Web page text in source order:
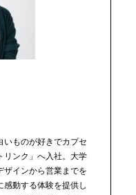
いものが好きでカプセ
リンク」へ入社。大学
ザインから営業までを
動する体験を提供し